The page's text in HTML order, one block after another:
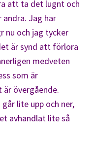
att ta det lugnt och
Jag har
nu och jag tycker
är synd att förlora
medveten
som är
övergående.
lite upp och ner,
avhandlat lite så